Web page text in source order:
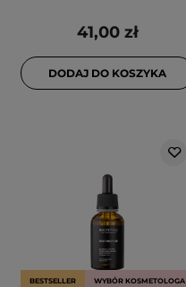
41,00 zł
DODAJ DO KOSZYKA
BESTSELLER WYBÓR KOSMETOLOGA